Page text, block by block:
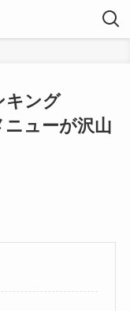
キング
ューが沢山